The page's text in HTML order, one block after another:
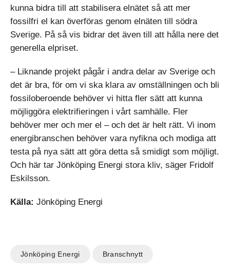
kunna bidra till att stabilisera elnätet så att mer
fossilfri el kan överföras genom elnäten till södra
Sverige. På så vis bidrar det även till att hålla nere det
generella elpriset.
– Liknande projekt pågår i andra delar av Sverige och
det är bra, för om vi ska klara av omställningen och bli
fossiloberoende behöver vi hitta fler sätt att kunna
möjliggöra elektrifieringen i vårt samhälle. Fler
behöver mer och mer el – och det är helt rätt. Vi inom
energibranschen behöver vara nyfikna och modiga att
testa på nya sätt att göra detta så smidigt som möjligt.
Och här tar Jönköping Energi stora kliv, säger Fridolf
Eskilsson.
Källa: Jönköping Energi
Jönköping Energi Branschnytt